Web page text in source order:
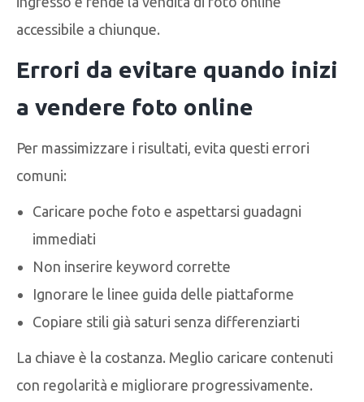
accessibile a chiunque.
Errori da evitare quando inizi
a vendere foto online
Per massimizzare i risultati, evita questi errori
comuni:
Caricare poche foto e aspettarsi guadagni
immediati
Non inserire keyword corrette
Ignorare le linee guida delle piattaforme
Copiare stili già saturi senza differenziarti
La chiave è la costanza. Meglio caricare contenuti
con regolarità e migliorare progressivamente.